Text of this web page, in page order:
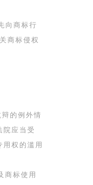
向商标行
商标侵权
的例外情
院应当受
权的滥用
商标使用